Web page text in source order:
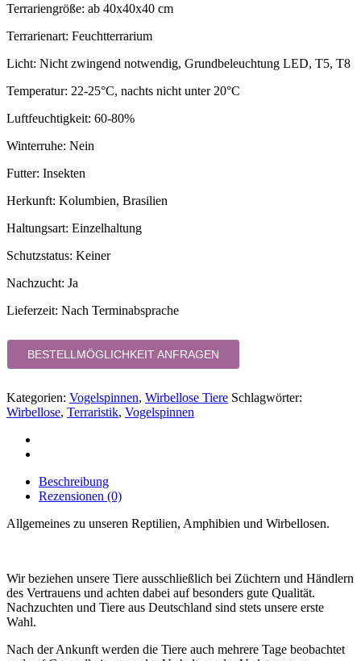
Terrariengröße: ab 40x40x40 cm
Terrarienart: Feuchtterrarium
Licht: Nicht zwingend notwendig, Grundbeleuchtung LED, T5, T8
Temperatur: 22-25°C, nachts nicht unter 20°C
Luftfeuchtigkeit: 60-80%
Winterruhe: Nein
Futter: Insekten
Herkunft: Kolumbien, Brasilien
Haltungsart: Einzelhaltung
Schutzstatus: Keiner
Nachzucht: Ja
Lieferzeit: Nach Terminabsprache
BESTELLMÖGLICHKEIT ANFRAGEN
Kategorien: Vogelspinnen, Wirbellose Tiere Schlagwörter:
Wirbellose, Terraristik, Vogelspinnen
Beschreibung
Rezensionen (0)
Allgemeines zu unseren Reptilien, Amphibien und Wirbellosen.
Wir beziehen unsere Tiere ausschließlich bei Züchtern und Händlern
des Vertrauens und achten dabei auf besonders gute Qualität.
Nachzuchten und Tiere aus Deutschland sind stets unsere erste
Wahl.
Nach der Ankunft werden die Tiere auch mehrere Tage beobachtet